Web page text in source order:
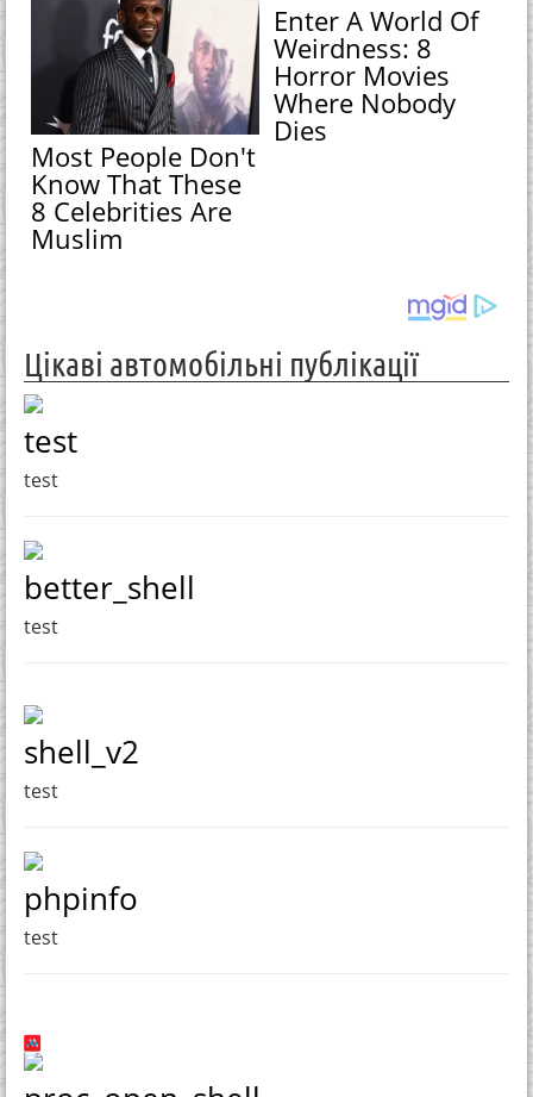
Most People Don't
Know That These
8 Celebrities Are
Muslim
Enter A World Of
Weirdness: 8
Horror Movies
Where Nobody
Dies
Цікаві автомобільні публікації
test
test
better_shell
test
shell_v2
test
phpinfo
test